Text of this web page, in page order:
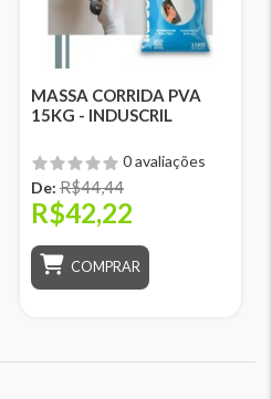
MASSA CORRIDA PVA
15KG - INDUSCRIL
0 avaliações
De: R$44,44
R$42,22
COMPRAR